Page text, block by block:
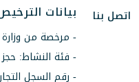
اتصل بنا
بيانات
- مرخصة من وزارة
- فئة النشاط:
- رقم السجل التجاري: